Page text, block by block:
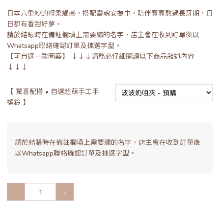
日本六重紗的輕柔觸感，搭配靈魂安撫巾，陪伴寶寶熬過長牙期，日
日都有香甜好夢。
請於結賬時在備註欄填上需要繡的名字，店主會在收到訂單後以
Whatsapp聯絡確認訂單及揀選字型。
【可自選一款圖案】 ↓↓↓請務必仔細閱讀以下商品敍述內容
↓↓↓
【 驚喜配搭 • 自選超萌手工手
搖鈴 】
請於結賬時在備註欄填上需要繡的名字，店主會在收到訂單後
以Whatsapp聯絡確認訂單及揀選字型。
- +